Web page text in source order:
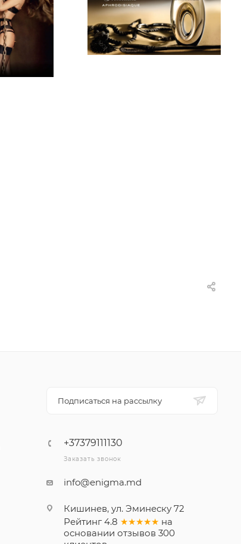
Подписаться на рассылку
+37379111130
Заказать звонок
info@enigma.md
Кишинев, ул. Эминеску 72
Рейтинг 4.8 ★★★★★ на
основании отзывов 300